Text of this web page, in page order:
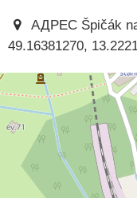
АДРЕС Špičák
49.16381270,